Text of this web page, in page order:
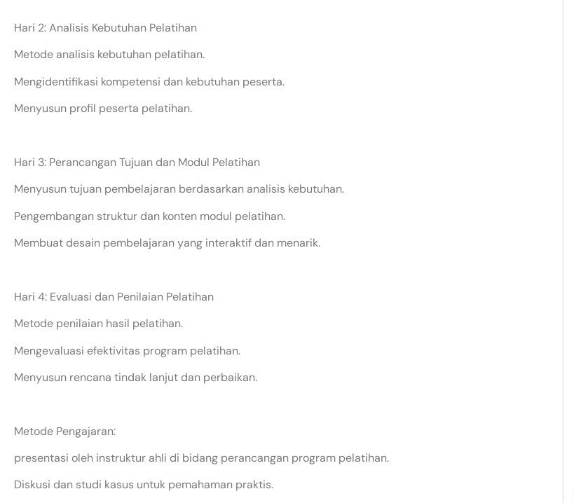
Hari 2: Analisis Kebutuhan Pelatihan
Metode analisis kebutuhan pelatihan.
Mengidentifikasi kompetensi dan kebutuhan peserta.
Menyusun profil peserta pelatihan.
Hari 3: Perancangan Tujuan dan Modul Pelatihan
Menyusun tujuan pembelajaran berdasarkan analisis kebutuhan.
Pengembangan struktur dan konten modul pelatihan.
Membuat desain pembelajaran yang interaktif dan menarik.
Hari 4: Evaluasi dan Penilaian Pelatihan
Metode penilaian hasil pelatihan.
Mengevaluasi efektivitas program pelatihan.
Menyusun rencana tindak lanjut dan perbaikan.
Metode Pengajaran:
presentasi oleh instruktur ahli di bidang perancangan program pelatihan.
Diskusi dan studi kasus untuk pemahaman praktis.